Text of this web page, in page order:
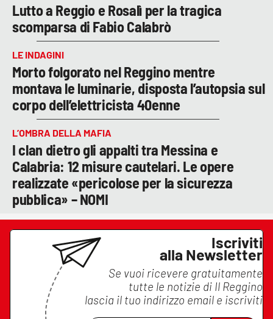
Lutto a Reggio e Rosalì per la tragica
scomparsa di Fabio Calabrò
LE INDAGINI
Morto folgorato nel Reggino mentre
montava le luminarie, disposta l’autopsia sul
corpo dell’elettricista 40enne
L’OMBRA DELLA MAFIA
I clan dietro gli appalti tra Messina e
Calabria: 12 misure cautelari. Le opere
realizzate «pericolose per la sicurezza
pubblica» – NOMI
Iscriviti
alla Newsletter
Se vuoi ricevere gratuitamente
tutte le notizie di Il Reggino
lascia il tuo indirizzo email e iscriviti